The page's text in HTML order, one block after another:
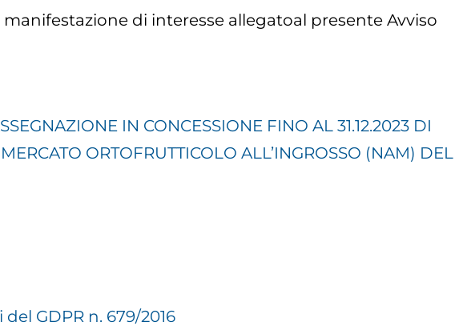
di interesse allegatoal presente Avviso
IN CONCESSIONE FINO AL 31.12.2023 DI
ORTOFRUTTICOLO ALL’INGROSSO (NAM) DEL
GDPR n. 679/2016